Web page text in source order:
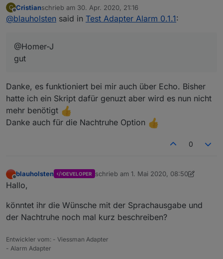
C
Offline
Cristianschrieb am 30. Apr. 2020, 21:16
zuletzt editiert von
@blauholsten said in Test Adapter Alarm 0.1.1:
@Homer-J
gut
Danke, es funktioniert bei mir auch über Echo. Bisher
hatte ich ein Skript dafür genuzt aber wird es nun nicht
mehr benötigt
Danke auch für die Nachtruhe Option
0
Offline
blauholsten DEVELOPER schrieb am 1. Mai 2020, 08:50
zuletzt editiert von blauholsten5. Jan.
Hallo,
könntet ihr die Wünsche mit der Sprachausgabe und
der Nachtruhe noch mal kurz beschreiben?
Entwickler vom: - Viessman Adapter
- Alarm Adapter